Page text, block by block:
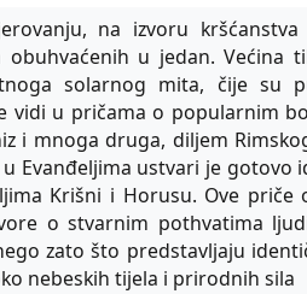
na izvoru
obuhvaćenih u jedan. Većina
solarnog mita, čije su
vidi u pričama o popularnim
i mnoga druga, diljem
Evanđeljima ustvari je gotovo
Krišni i Horusu. Ove priče
o stvarnim pothvatima
zato što predstavljaju
nebeskih tijela i prirodnih sila